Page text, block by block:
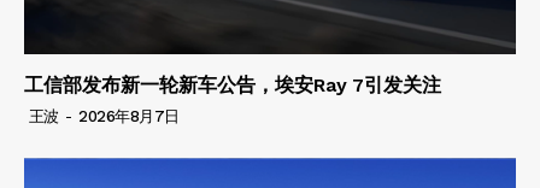
工信部发布新一轮新车公告，埃安Ray 7引发关注
王波 - 2026年8月7日